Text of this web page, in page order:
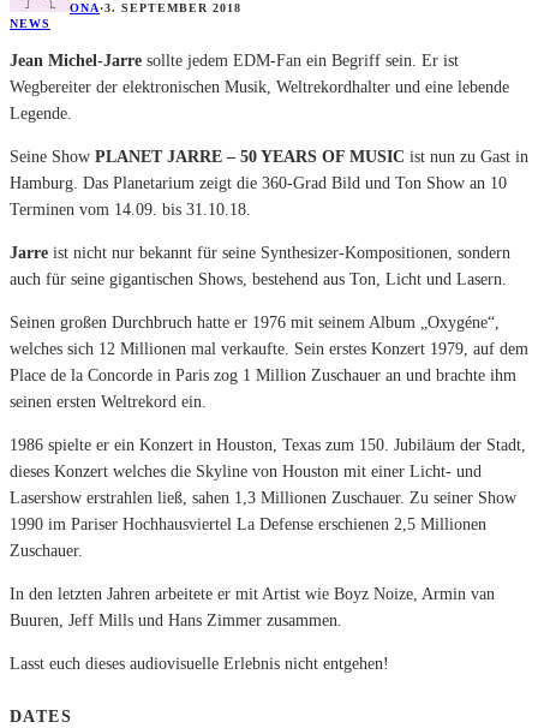
ONA·3. SEPTEMBER 2018
NEWS
Jean Michel-Jarre sollte jedem EDM-Fan ein Begriff sein. Er ist
Wegbereiter der elektronischen Musik, Weltrekordhalter und eine lebende
Legende.
Seine Show PLANET JARRE – 50 YEARS OF MUSIC ist nun zu Gast in
Hamburg. Das Planetarium zeigt die 360-Grad Bild und Ton Show an 10
Terminen vom 14.09. bis 31.10.18.
Jarre ist nicht nur bekannt für seine Synthesizer-Kompositionen, sondern
auch für seine gigantischen Shows, bestehend aus Ton, Licht und Lasern.
Seinen großen Durchbruch hatte er 1976 mit seinem Album „Oxygéne“,
welches sich 12 Millionen mal verkaufte. Sein erstes Konzert 1979, auf dem
Place de la Concorde in Paris zog 1 Million Zuschauer an und brachte ihm
seinen ersten Weltrekord ein.
1986 spielte er ein Konzert in Houston, Texas zum 150. Jubiläum der Stadt,
dieses Konzert welches die Skyline von Houston mit einer Licht- und
Lasershow erstrahlen ließ, sahen 1,3 Millionen Zuschauer. Zu seiner Show
1990 im Pariser Hochhausviertel La Defense erschienen 2,5 Millionen
Zuschauer.
In den letzten Jahren arbeitete er mit Artist wie Boyz Noize, Armin van
Buuren, Jeff Mills und Hans Zimmer zusammen.
Lasst euch dieses audiovisuelle Erlebnis nicht entgehen!
DATES